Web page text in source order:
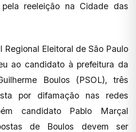
reeleição na Cidade das
Regional Eleitoral de São Paulo
ao candidato à prefeitura da
Boulos (PSOL), três
por difamação nas redes
candidato Pablo Marçal
de Boulos devem ser